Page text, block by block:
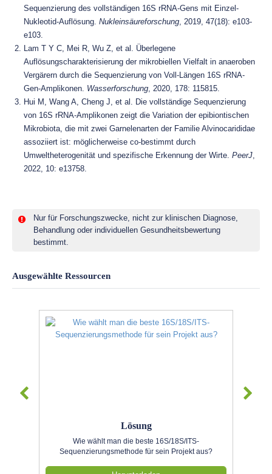
Sequenzierung des vollständigen 16S rRNA-Gens mit Einzel-
Nukleotid-Auflösung. Nukleinsäureforschung, 2019, 47(18): e103-
e103.
Lam T Y C, Mei R, Wu Z, et al. Überlegene
Auflösungscharakterisierung der mikrobiellen Vielfalt in anaeroben
Vergärern durch die Sequenzierung von Voll-Längen 16S rRNA-
Gen-Amplikonen. Wasserforschung, 2020, 178: 115815.
Hui M, Wang A, Cheng J, et al. Die vollständige Sequenzierung
von 16S rRNA-Amplikonen zeigt die Variation der epibiontischen
Mikrobiota, die mit zwei Garnelenarten der Familie Alvinocarididae
assoziiert ist: möglicherweise co-bestimmt durch
Umweltheterogenität und spezifische Erkennung der Wirte. PeerJ,
2022, 10: e13758.
Nur für Forschungszwecke, nicht zur klinischen Diagnose,
Behandlung oder individuellen Gesundheitsbewertung
bestimmt.
Ausgewählte Ressourcen
Lösung
Wie wählt man die beste 16S/18S/ITS-
Sequenzierungsmethode für sein Projekt aus?